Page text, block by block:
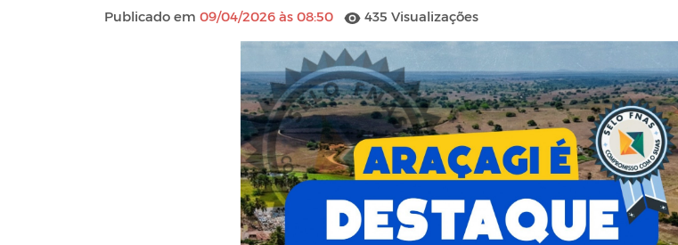
Publicado em 09/04/2026 às 08:50 435 Visualizações